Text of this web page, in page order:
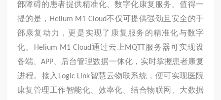
部障碍的患者提供精准化、数字化康复服务。值得一
提的是，Helium M1 Cloud不仅可提供强劲且安全的手
部康复动力，更是实现了康复服务的精准化与数字
化。Helium M1 Cloud通过云上MQTT服务器可实现设
备端、APP、后台管理数据一体化，实时掌握患者康复
进程。接入Logic Link智慧云物联系统，便可实现医院
康复管理工作智能化、效率化。结合物联网、大数据